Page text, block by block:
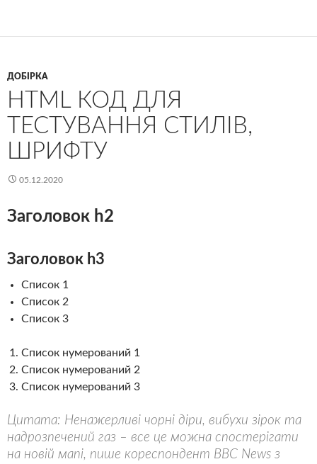
ДОБІРКА
HTML КОД ДЛЯ
ТЕСТУВАННЯ СТИЛІВ,
ШРИФТУ
05.12.2020
Заголовок h2
Заголовок h3
Список 1
Список 2
Список 3
Список нумерований 1
Список нумерований 2
Список нумерований 3
Цитата: Ненажерливі чорні діри, вибухи зірок та
надрозпечений газ – все це можна спостерігати
на новій мапі, пише кореспондент BBC News з